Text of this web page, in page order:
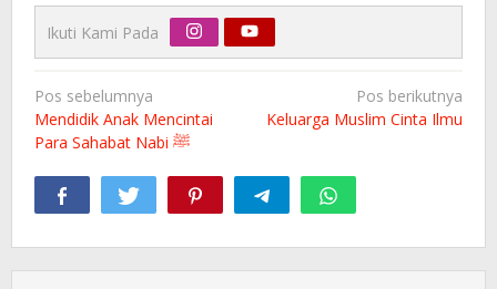
Ikuti Kami Pada
Navigasi
pos
Pos sebelumnya
Mendidik Anak Mencintai
Para Sahabat Nabi ﷺ
Pos berikutnya
Keluarga Muslim Cinta Ilmu